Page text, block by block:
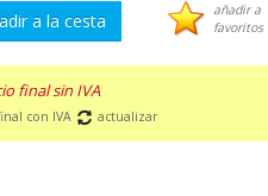
a la cesta
añadir a
favoritos
final sin IVA
con IVA actualizar